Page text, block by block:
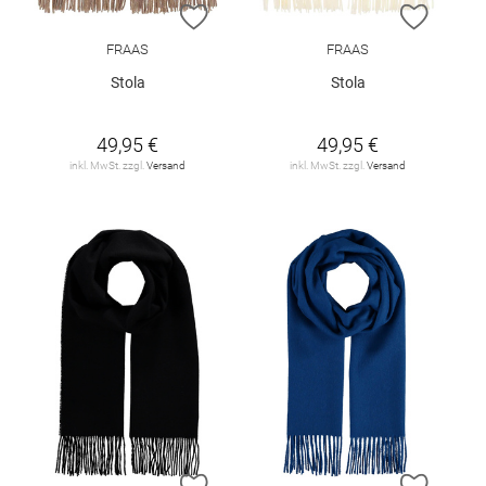
ZUR WUNSCHLISTE HINZUFÜGEN
FRAAS
Stola
49,95 €
inkl. MwSt. zzgl.Versand
ZUR
FRAAS
Stola
49,95 €
inkl. MwSt. zzgl.Versand